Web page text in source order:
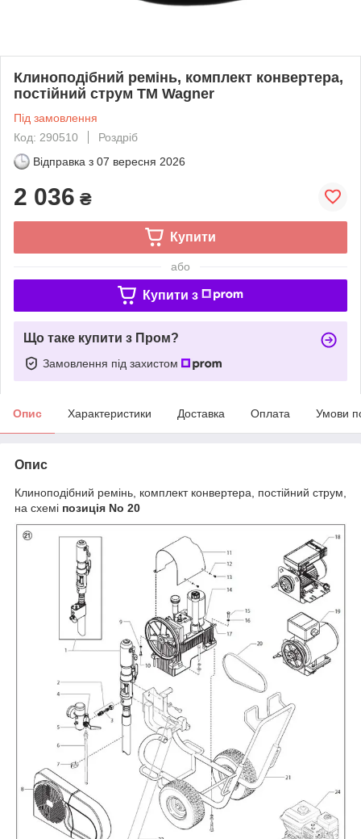
Клиноподібний ремінь, комплект конвертера,
постійний струм TM Wagner
Під замовлення
Код: 290510
Роздріб
Відправка з 07 вересня 2026
2 036 ₴
Купити
або
Купити з
Що таке купити з Пром?
Замовлення під захистом
Опис Характеристики Доставка Оплата Умови
Опис
Клиноподібний ремінь, комплект конвертера, постійний струм,
на схемі позиція No 20